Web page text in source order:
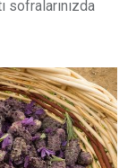
sofralarınızda